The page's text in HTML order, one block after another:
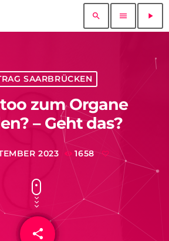
search menu play_arrow
SAARBRÜCKEN
zum Organe
– Geht das?
2023 1658
share
email